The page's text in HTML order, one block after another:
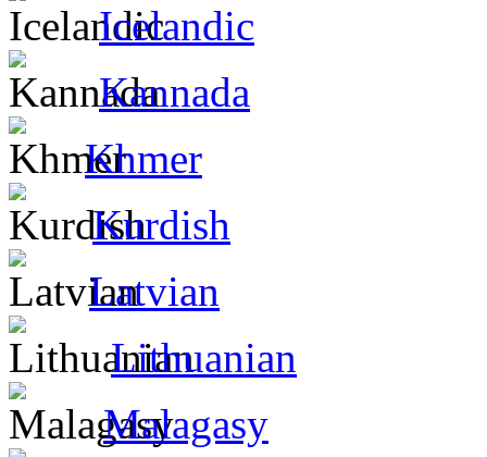
Icelandic
Kannada
Khmer
Kurdish
Latvian
Lithuanian
Malagasy